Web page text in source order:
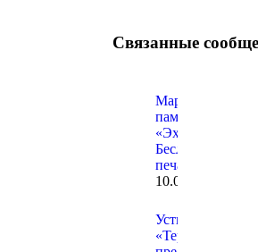
Связанные
Марафон
памяти
«Эхо
Бесланской
печали…»
10.09.2025
Устный журнал
«Терроризм. Я